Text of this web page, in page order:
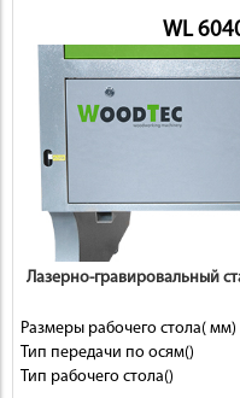
WL
Лазерно-гравировальный
Размеры рабочего стола( мм)
Тип передачи по осям()
Тип рабочего стола()